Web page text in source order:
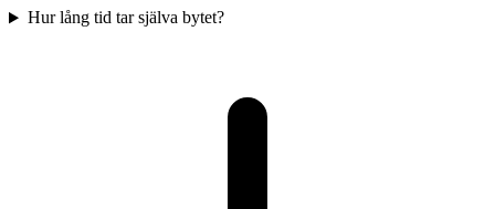
Hur lång tid tar själva bytet?